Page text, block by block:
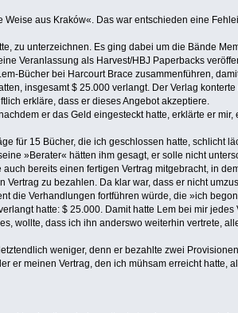
aus Kraków«. Das war entschieden eine
zu unterzeichnen. Es ging dabei um die Bände
Veranlassung als Harvest/HBJ Paperbacks
Bücher bei Harcourt Brace zusammenführen,
insgesamt $ 25.000 verlangt. Der Verlag
erkläre, dass er dieses Angebot akzeptiere.
er das Geld eingesteckt hatte, erklärte er mir,
für 15 Bücher, die ich geschlossen hatte, schlicht
»Berater« hätten ihm gesagt, er solle nicht
bereits einen fertigen Vertrag mitgebracht, in
zu bezahlen. Da klar war, dass er nicht
die Verhandlungen fortführen würde, die »ich
hatte: $ 25.000. Damit hatte Lem bei mir
wollte, dass ich ihn anderswo weiterhin vertrete,
weniger, denn er bezahlte zwei
er meinen Vertrag, den ich mühsam erreicht hatte,